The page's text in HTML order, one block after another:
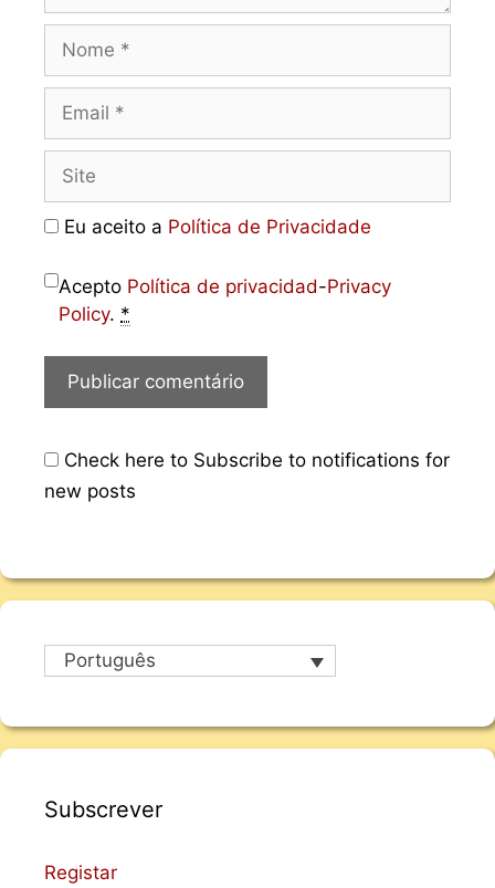
Eu aceito a Política de Privacidade
Acepto Política de privacidad-Privacy
Policy. *
Check here to Subscribe to notifications for
new posts
Português
Subscrever
Registar